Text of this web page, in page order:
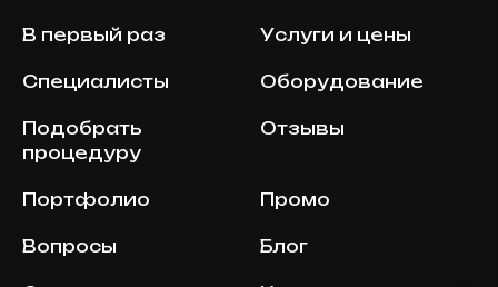
В первый раз Услуги и цены
Специалисты Оборудование
Подобрать
процедуру
Отзывы
Портфолио Промо
Вопросы Блог